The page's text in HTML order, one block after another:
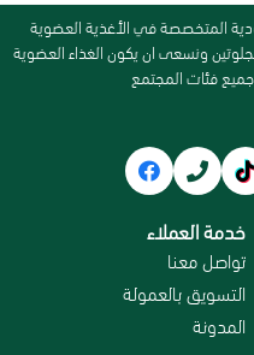
المتخصصة في الأغذية العضوية
ونسعى ان يكون الغذاء العضوية
فئات المجتمع
خدمة العملاء
تواصل معنا
التسويق بالعمولة
المدونة